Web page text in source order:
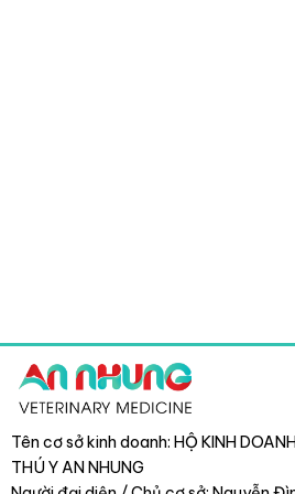
Tên cơ sở kinh doanh: HỘ KINH
THÚ Y AN NHUNG